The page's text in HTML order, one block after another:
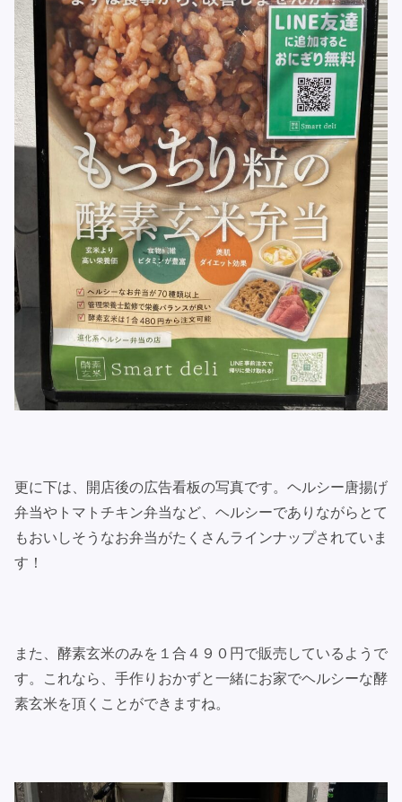
更に下は、開店後の広告看板の写真です。ヘルシー唐揚げ
弁当やトマトチキン弁当など、ヘルシーでありながらとて
もおいしそうなお弁当がたくさんラインナップされていま
す！
また、酵素玄米のみを１合４９０円で販売しているようで
す。これなら、手作りおかずと一緒にお家でヘルシーな酵
素玄米を頂くことができますね。